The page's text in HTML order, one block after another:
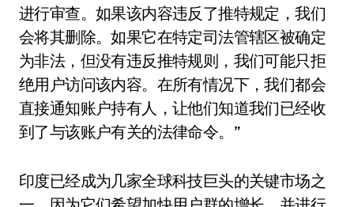
进行审查。如果该内容违反了推特规定，我们
会将其删除。如果它在特定司法管辖区被确定
为非法，但没有违反推特规则，我们可能只拒
绝用户访问该内容。在所有情况下，我们都会
直接通知账户持有人，让他们知道我们已经收
到了与该账户有关的法律命令。”
印度已经成为几家全球科技巨头的关键市场之